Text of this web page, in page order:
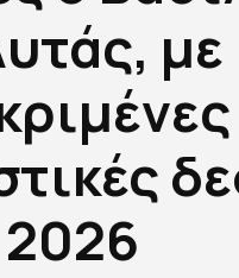
με
2026